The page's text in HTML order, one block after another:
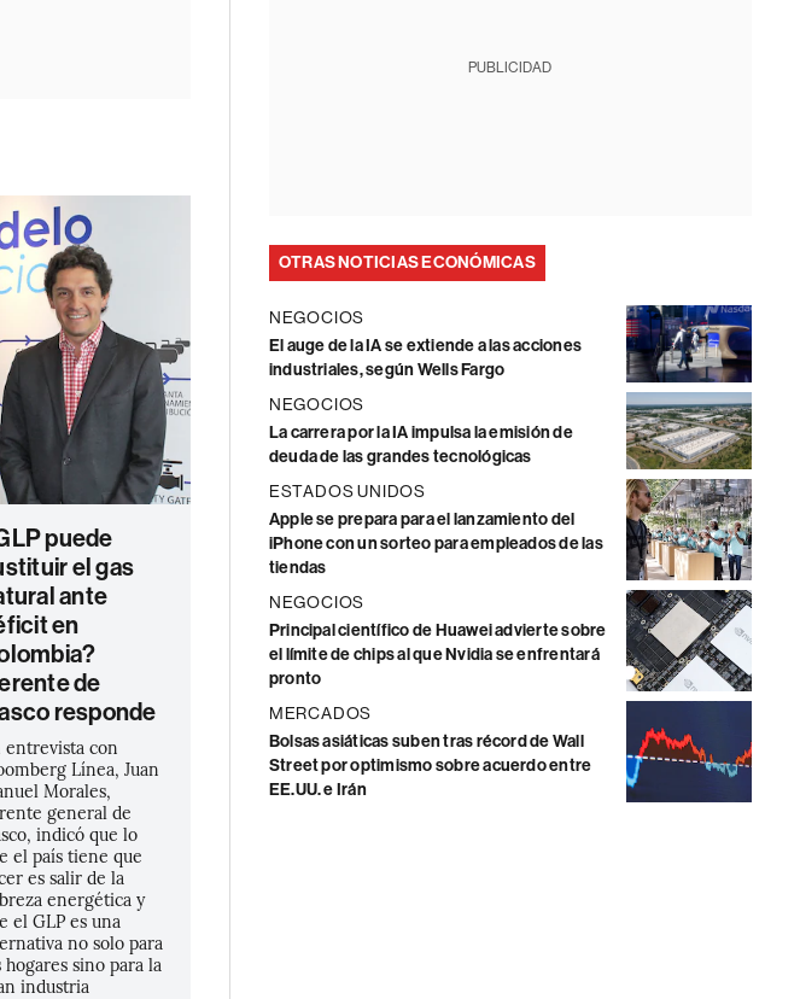
puede
el gas
ante
en
de
responde
entrevista con
Línea, Juan
Morales,
general de
indicó que lo
el país tiene que
es salir de la
energética y
el GLP es una
no solo para
hogares sino para la
industria
PUBLICIDAD
OTRAS NOTICIAS ECONÓMICAS
NEGOCIOS
El auge de la IA se extiende a las acciones
industriales, según Wells Fargo
NEGOCIOS
La carrera por la IA impulsa la emisión de
deuda de las grandes tecnológicas
ESTADOS UNIDOS
Apple se prepara para el lanzamiento del
iPhone con un sorteo para empleados de las
tiendas
NEGOCIOS
Principal científico de Huawei advierte sobre
el límite de chips al que Nvidia se enfrentará
pronto
MERCADOS
Bolsas asiáticas suben tras récord de Wall
Street por optimismo sobre acuerdo entre
EE.UU. e Irán